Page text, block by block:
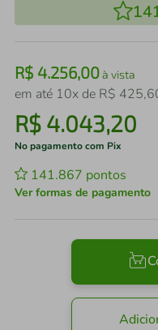
R$ 4.256,00à vista
em até 10x de R$ 425,
R$ 4.043,20
No pagamento com Pix
141.867 pontos
Ver formas de pagamento